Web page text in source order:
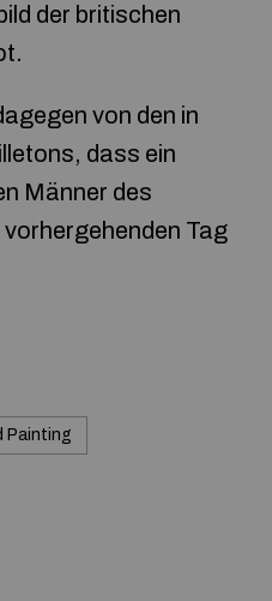
der britischen
von den in
dass ein
Männer des
Tag
Painting